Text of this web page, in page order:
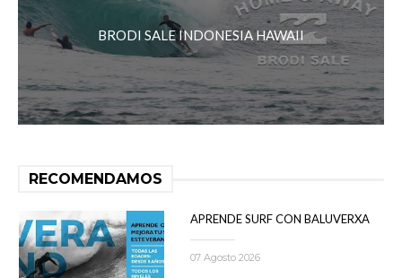
BRODI SALE INDONESIA HAWAII
RECOMENDAMOS
APRENDE SURF CON BALUVERXA
07 Agosto 2026